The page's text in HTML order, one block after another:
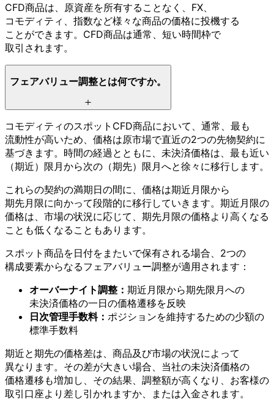
CFD商品は、 原資産を所有する ことなく、 FX、
コモディティ、 指数など様々な商品の価格に投機する
ことができます。 CFD商品は通常、 短い時間枠で
取引されます。
フェアバリュー調整とは何ですか。
コモディティのスポットCFD商品において、 通常、 最も
流動性が高いため、 価格は原市場で直近の2つの先物契約に
基づきます。 時間の経過とともに、 未決済価格は、 最も近い
（期近） 限月から次の （期先） 限月へと徐々に移行します。
これらの契約の満期日の間に、 価格は期近月限から
期先月限に向かって段階的に移行していきます。 期近月限の
価格は、 市場の状況に応じて、 期先月限の価格より 高くなる
ことも低くなる こともあります。
スポット商品を日付を またいで保有される場合、 2つの
構成要素からなるフェアバリュー調整が適用されます：
オーバーナイト調整： 期近月限から期先限月への
未決済価格の一日の価格遷移を反映
日次管理手数料： ポジションを維持するための少額の
標準手数料
期近と期先の価格差は、 商品及び市場の状況によって
異なります。 その差が大きい場合、 当社の未決済価格の
価格遷移も増加し、 その結果、 調整額が高くなり、 お客様の
取引口座より 差し引かれますか、 または入金されます。